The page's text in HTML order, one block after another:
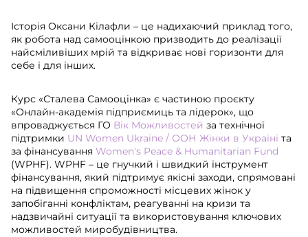
Історія Оксани Кілафли – це надихаючий приклад того,
як робота над самооцінкою призводить до реалізації
найсміливіших мрій та відкриває нові горизонти для
себе і для інших.
Курс «Сталева Самооцінка» є частиною проєкту
«Онлайн-академія підприємиць та лідерок», що
впроваджується ГО Вік Можливостей за технічної
підтримки UN Women Ukraine / ООН Жінки в Україні та
за фінансування Women's Peace & Humanitarian Fund
(WPHF). WPHF – це гнучкий і швидкий інструмент
фінансування, який підтримує якісні заходи, спрямовані
на підвищення спроможності місцевих жінок у
запобіганні конфліктам, реагуванні на кризи та
надзвичайні ситуації та використовування ключових
можливостей миробудівництва.